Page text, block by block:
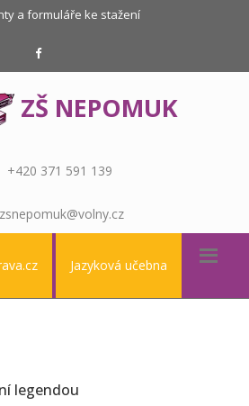
a formuláře ke stažení
ZŠ NEPOMUK
+420 371 591 139
zsnepomuk@volny.cz
Jazyková učebna
legendou